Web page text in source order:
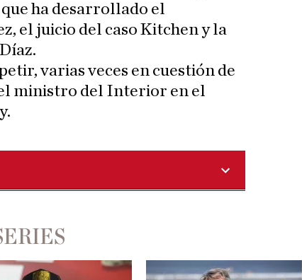
ha desarrollado el
el juicio del caso Kitchen y la
varias veces en cuestión de
ministro del Interior en el